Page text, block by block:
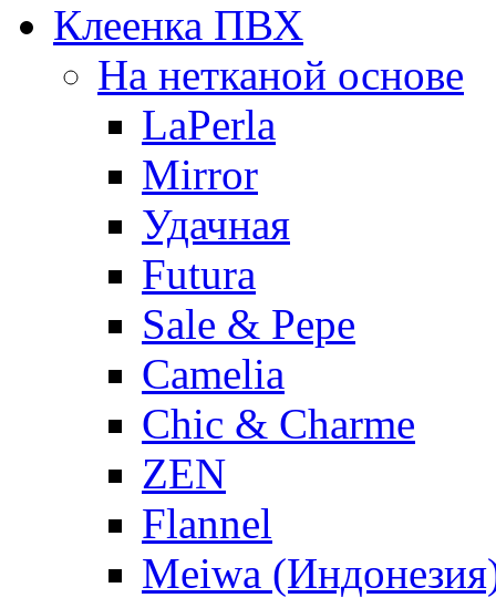
Клеенка ПВХ
На нетканой основе
LaPerla
Mirror
Удачная
Futura
Sale & Pepe
Camelia
Chic & Charme
ZEN
Flannel
Meiwa